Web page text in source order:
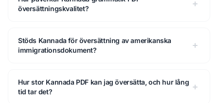
översättningskvalitet?
Stöds Kannada för översättning av amerikanska
immigrationsdokument?
Hur stor Kannada PDF kan jag översätta, och hur lång
tid tar det?